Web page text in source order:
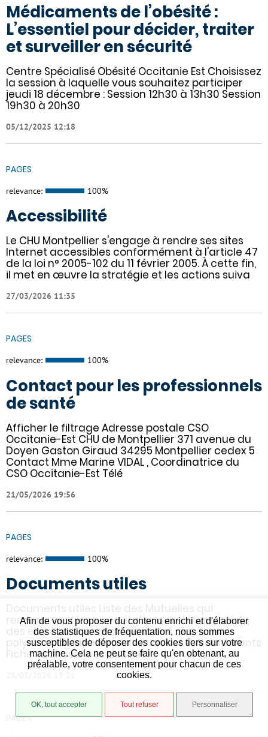
Afin de vous proposer du contenu enrichi et d'élaborer
des statistiques de fréquentation, nous sommes
susceptibles de déposer des cookies tiers sur votre
machine. Cela ne peut se faire qu'en obtenant, au
préalable, votre consentement pour chacun de ces
cookies.
OK, tout accepter Tout refuser Personnaliser
Médicaments de l’obésité :
L’essentiel pour décider, traiter
et surveiller en sécurité
Centre Spécialisé Obésité Occitanie Est Choisissez
la session à laquelle vous souhaitez participer
jeudi 18 décembre : Session 12h30 à 13h30 Session
19h30 à 20h30
05/12/2025 12:18
PAGES
relevance: 100%
Accessibilité
Le CHU Montpellier s'engage à rendre ses sites
Internet accessibles conformément à l'article 47
de la loi n° 2005-102 du 11 février 2005. À cette fin,
il met en œuvre la stratégie et les actions suiva
27/03/2026 11:35
PAGES
relevance: 100%
Contact pour les professionnels
de santé
Afficher le filtrage Adresse postale CSO
Occitanie-Est CHU de Montpellier 371 avenue du
Doyen Gaston Giraud 34295 Montpellier cedex 5
Contact Mme Marine VIDAL , Coordinatrice du
CSO Occitanie-Est Télé
21/05/2026 19:56
PAGES
relevance: 100%
Documents utiles
Documents utiles Liste des Mutuelles qui
remboursent les consultations diététiques Liste
des établissements qui réalisent des
polysomnographies pédiatriques Les édulcorants
Fiche équivalences de fruit
PAGES